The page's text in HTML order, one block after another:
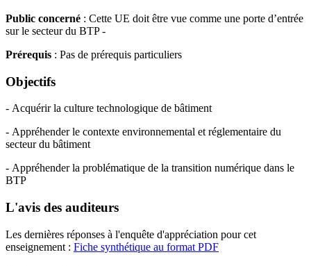
Public concerné : Cette UE doit être vue comme une porte d’entrée
sur le secteur du BTP -
Prérequis : Pas de prérequis particuliers
Objectifs
- Acquérir la culture technologique de bâtiment
- Appréhender le contexte environnemental et réglementaire du
secteur du bâtiment
- Appréhender la problématique de la transition numérique dans le
BTP
L'avis des auditeurs
Les dernières réponses à l'enquête d'appréciation pour cet
enseignement : Fiche synthétique au format PDF